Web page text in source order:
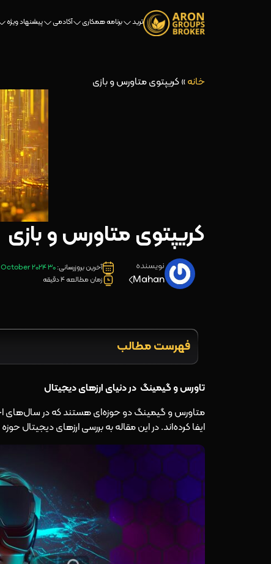
ترید برنامه همکاری آکادمی پیشنهاد ویژه
خانه»کریپتوی متاورس و بازی
کریپتوی متاورس و بازی
نویسنده
Mahan
آخرین بروزرسانی:30 October 2024
زمان مطالعه 4 دقیقه
فهرست مطالب
تاورس و گیمینگ در دنیای ارزهای دیجیتال
متاورس و گیمینگ دو حوزه‌ای هستند که در سال‌های
ایفا کرده‌اند. در این مقاله به بررسی ارزهای دیجیتال